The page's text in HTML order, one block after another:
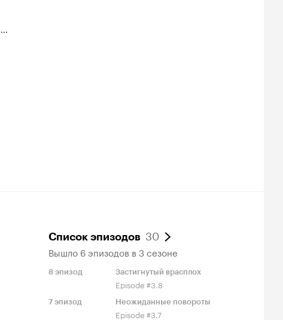
...
Список эпизодов 30
Вышло 6 эпизодов в 3 сезоне
8 эпизод Застигнутый врасплох
Episode #3.8
7 эпизод Неожиданные повороты
Episode #3.7